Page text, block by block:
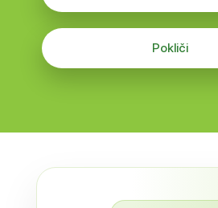
Pokliči